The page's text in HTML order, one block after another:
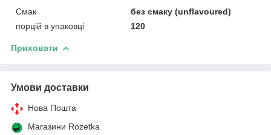
Смак
без смаку (unflavoured)
порцій в упаковці
120
Приховати
Умови доставки
Нова Пошта
Магазини Rozetka